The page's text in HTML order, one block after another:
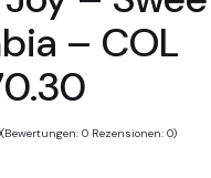
– COL
(Bewertungen: 0 Rezensionen: 0)